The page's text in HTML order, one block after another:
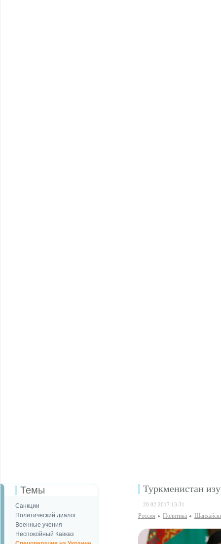
Темы
Санкции
Политический диалог
Военные учения
Неспокойный Кавказ
Туркменистан
20.02.2017 13:31
Россия Политика